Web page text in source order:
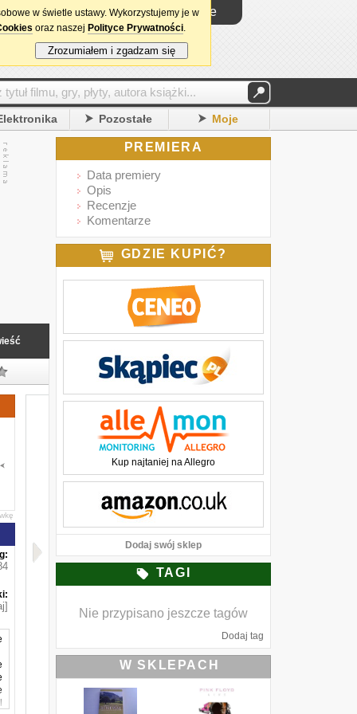
Logowanie
Pozostałe Moje
PREMIERA
Data premiery
Opis
Recenzje
Komentarze
GDZIE KUPIĆ?
Kup najtaniej na Allegro
Dodaj swój sklep
TAGI
Nie przypisano jeszcze tagów
Dodaj tag
W SKLEPACH
w świetle ustawy. Wykorzystujemy je w
oraz naszej Polityce Prywatności.
Zrozumiałem i zgadzam się